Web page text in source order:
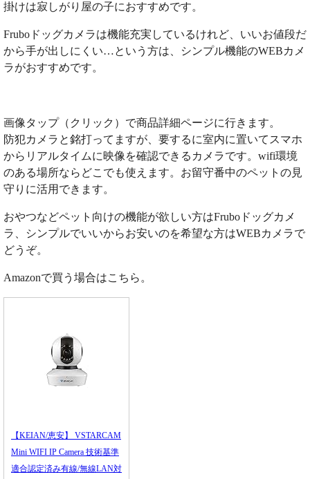
掛けは寂しがり屋の子におすすめです。
Fruboドッグカメラは機能充実しているけれど、いいお値段だ
から手が出しにくい…という方は、シンプル機能のWEBカメ
ラがおすすめです。
画像タップ（クリック）で商品詳細ページに行きます。
防犯カメラと銘打ってますが、要するに室内に置いてスマホ
からリアルタイムに映像を確認できるカメラです。wifi環境
のある場所ならどこでも使えます。お留守番中のペットの見
守りに活用できます。
おやつなどペット向けの機能が欲しい方はFruboドッグカメ
ラ、シンプルでいいからお安いのを希望な方はWEBカメラで
どうぞ。
Amazonで買う場合はこちら。
【KEIAN/恵安】 VSTARCAM
Mini WIFI IP Camera 技術基準
適合認定済み有線/無線LAN対